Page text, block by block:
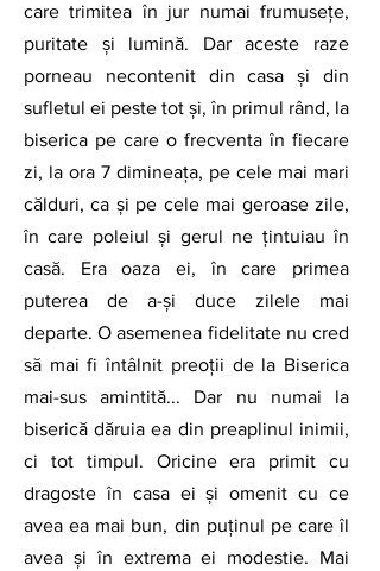
care trimitea în jur numai frumusețe,
puritate și lumină. Dar aceste raze
porneau necontenit din casa și din
sufletul ei peste tot și, în primul rând, la
biserica pe care o frecventa în fiecare
zi, la ora 7 dimineața, pe cele mai mari
călduri, ca și pe cele mai geroase zile,
în care poleiul și gerul ne țintuiau în
casă. Era oaza ei, în care primea
puterea de a-și duce zilele mai
departe. O asemenea fidelitate nu cred
să mai fi întâlnit preoții de la Biserica
mai-sus amintită... Dar nu numai la
biserică dăruia ea din preaplinul inimii,
ci tot timpul. Oricine era primit cu
dragoste în casa ei și omenit cu ce
avea ea mai bun, din puținul pe care îl
avea și în extrema ei modestie. Mai